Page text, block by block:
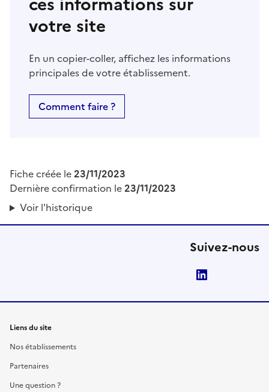
votre site
En un copier-coller, affichez les informations
principales de votre établissement.
Comment faire ?
Fiche créée le23/11/2023
Dernière confirmation le23/11/2023
Voir l'historique
Suivez-nous
Liens du site
Nos établissements
Partenaires
Une question ?